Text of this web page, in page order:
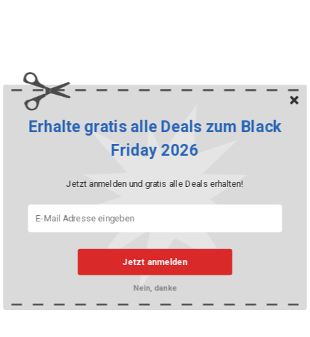
Jetzt anmelden
Erhalte gratis alle Deals zum Black
Friday 2026
Jetzt anmelden und gratis alle Deals erhalten!
Nein, danke